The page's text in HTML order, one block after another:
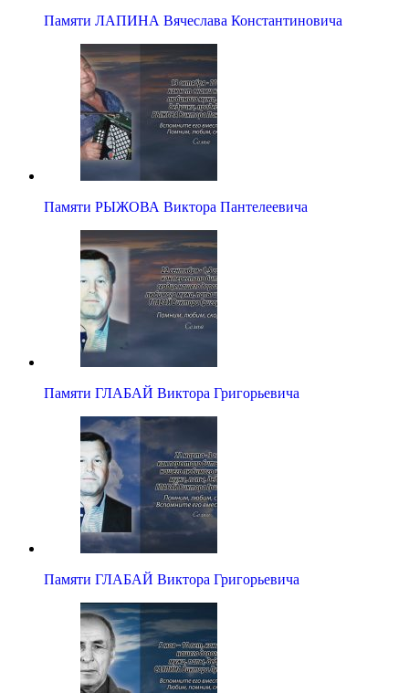
Памяти ЛАПИНА Вячеслава Константиновича
Памяти РЫЖОВА Виктора Пантелеевича
Памяти ГЛАБАЙ Виктора Григорьевича
Памяти ГЛАБАЙ Виктора Григорьевича